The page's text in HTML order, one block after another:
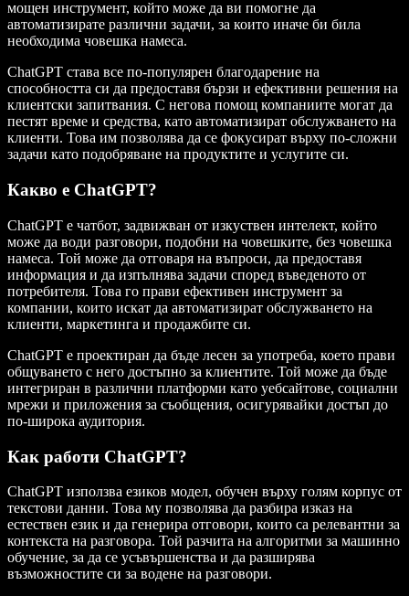
мощен инструмент, който може да ви помогне да
автоматизирате различни задачи, за които иначе би била
необходима човешка намеса.
ChatGPT става все по-популярен благодарение на
способността си да предоставя бързи и ефективни решения на
клиентски запитвания. С негова помощ компаниите могат да
пестят време и средства, като автоматизират обслужването на
клиенти. Това им позволява да се фокусират върху по-сложни
задачи като подобряване на продуктите и услугите си.
Какво е ChatGPT?
ChatGPT е чатбот, задвижван от изкуствен интелект, който
може да води разговори, подобни на човешките, без човешка
намеса. Той може да отговаря на въпроси, да предоставя
информация и да изпълнява задачи според въведеното от
потребителя. Това го прави ефективен инструмент за
компании, които искат да автоматизират обслужването на
клиенти, маркетинга и продажбите си.
ChatGPT е проектиран да бъде лесен за употреба, което прави
общуването с него достъпно за клиентите. Той може да бъде
интегриран в различни платформи като уебсайтове, социални
мрежи и приложения за съобщения, осигурявайки достъп до
по-широка аудитория.
Как работи ChatGPT?
ChatGPT използва езиков модел, обучен върху голям корпус от
текстови данни. Това му позволява да разбира изказ на
естествен език и да генерира отговори, които са релевантни за
контекста на разговора. Той разчита на алгоритми за машинно
обучение, за да се усъвършенства и да разширява
възможностите си за водене на разговори.